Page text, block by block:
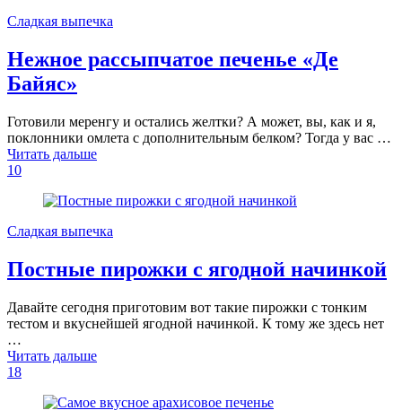
Сладкая выпечка
Нежное рассыпчатое печенье «Де
Байяс»
Готовили меренгу и остались желтки? А может, вы, как и я,
поклонники омлета с дополнительным белком? Тогда у вас …
Читать дальше
10
Сладкая выпечка
Постные пирожки с ягодной начинкой
Давайте сегодня приготовим вот такие пирожки с тонким
тестом и вкуснейшей ягодной начинкой. К тому же здесь нет
…
Читать дальше
18